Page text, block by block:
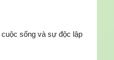
sống và sự độc lập